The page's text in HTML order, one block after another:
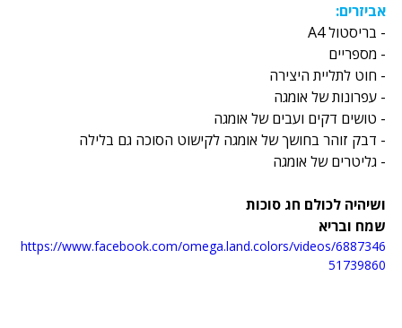
אביזרים:
- בריסטול A4
- מספריים
- חוט לתליית היצירה
- עפרונות של אומגה
- טושים דקים ועבים של אומגה
- דבק זוהר בחושך של אומגה לקישוט הסוכה גם בלילה
- גליטרים של אומגה
ושיהיה לכולם חג סוכות
שמח ובריא
https://www.facebook.com/omega.land.colors/videos/6887346
51739860